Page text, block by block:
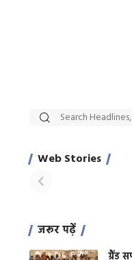
Web Stories
सट्टेबाजी में
साहिल खान
जरूर पढ़ें